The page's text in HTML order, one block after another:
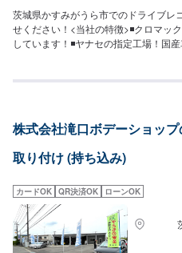
茨城県かすみがうら市でのドライブレ
せください！<当社の特徴>◾クロマッ
しています！◾ヤナセの指定工場！国
ませたい…★お時間があまり取れない
分程度で納車となります。(要相談)納
了承ください。-----代車について-----
作業中は代車をご利用ください。※代
ください。駐車スペースは事務所前の
い。受付はスタッフへ「メンテモで予
内いたします。【定休日・営業時間】
時間：8:30~18:00
株式会社滝口ボデーショッ
取り付け (持ち込み)
カードOK QR決済OK ローンOK